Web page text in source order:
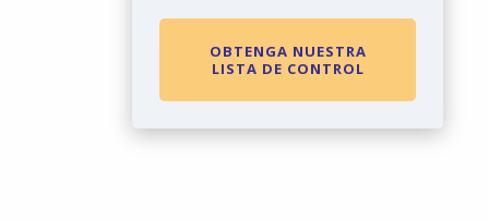
OBTENGA NUESTRA
LISTA DE CONTROL